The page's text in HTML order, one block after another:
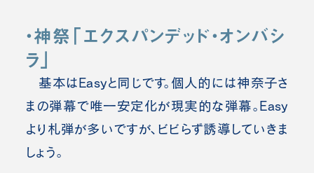
・神祭「エクスパンデッド・オンバシ
ラ」
基本はEasyと同じです。個人的には神奈子さ
まの弾幕で唯一安定化が現実的な弾幕。Easy
より札弾が多いですが、ビビらず誘導していきま
しょう。